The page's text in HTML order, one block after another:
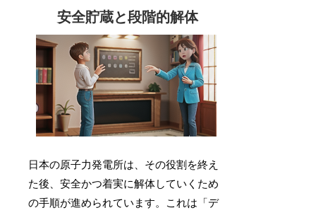
安全貯蔵と段階的解体
日本の原子力発電所は、その役割を終え
た後、安全かつ着実に解体していくため
の手順が進められています。これは「デ